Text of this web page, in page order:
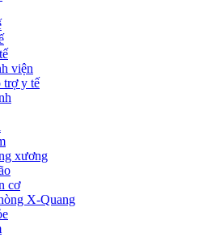
viện
trợ y tế
xương
cơ
X-Quang